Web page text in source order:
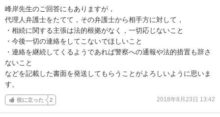
峰岸先生のご回答にもありますが，
代理人弁護士をたてて，その弁護士から相手方に対して，
・相続に関する主張は法的根拠がなく，一切応じないこと
・今後一切の連絡をしてこないでほしいこと
・連絡を継続してくるようであれば警察への通報や法的措置も辞さ
ないこと
などを記載した書面を発送してもらうことがよろしいように思いま
す。
役に立った 2 2018年8月23日 13:42